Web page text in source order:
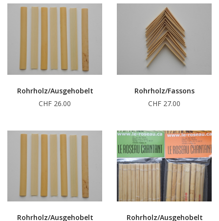
Rohrholz/Ausgehobelt
CHF 26.00
Rohrholz/Fassons
CHF 27.00
Rohrholz/Ausgehobelt Rohrholz/Ausgehobelt